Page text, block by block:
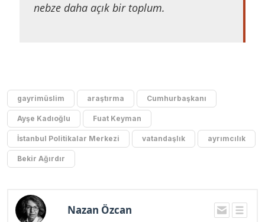
nebze daha açık bir toplum.
gayrimüslim araştırma Cumhurbaşkanı
Ayşe Kadıoğlu Fuat Keyman
İstanbul Politikalar Merkezi vatandaşlık ayrımcılık
Bekir Ağırdır
Nazan Özcan